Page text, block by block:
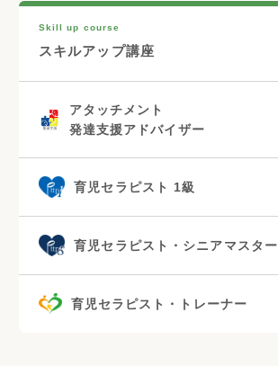
Skill up course
スキルアップ講座
アタッチメント
発達支援アドバイザー
育児セラピスト 1級
育児セラピスト・シニアマスター
育児セラピスト・トレーナー